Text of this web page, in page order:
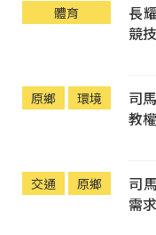
體育
長
競技
原鄉 環境
司
教權
交通 原鄉
司
需求